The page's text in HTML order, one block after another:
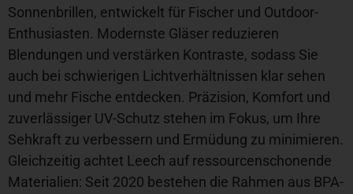
Sonnenbrillen, entwickelt für Fischer und Outdoor-
Enthusiasten. Modernste Gläser reduzieren
Blendungen und verstärken Kontraste, sodass Sie
auch bei schwierigen Lichtverhältnissen klar sehen
und mehr Fische entdecken. Präzision, Komfort und
zuverlässiger UV-Schutz stehen im Fokus, um Ihre
Sehkraft zu verbessern und Ermüdung zu minimieren.
Gleichzeitig achtet Leech auf ressourcenschonende
Materialien: Seit 2020 bestehen die Rahmen aus BPA-